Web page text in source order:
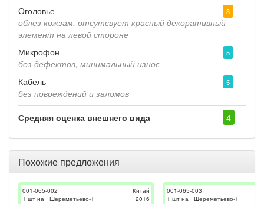
Оголовье
3
облез кожзам, отсутсвует красный декоративный
элемент на левой стороне
Микрофон
5
без дефектов, минимальный износ
Кабель
5
без повреждений и заломов
Средняя оценка внешнего вида 4
Похожие предложения
001-065-002
1 шт на _Шереметьево-1
Китай
2016
001-065-003
1 шт на _Шереметьево-1